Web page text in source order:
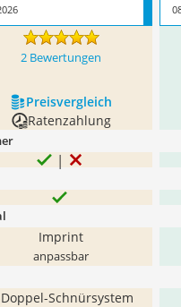
2 Bewertungen
Preis­vergleich
Ratenzahlung
Imprint
anpassbar
Schnürsystem